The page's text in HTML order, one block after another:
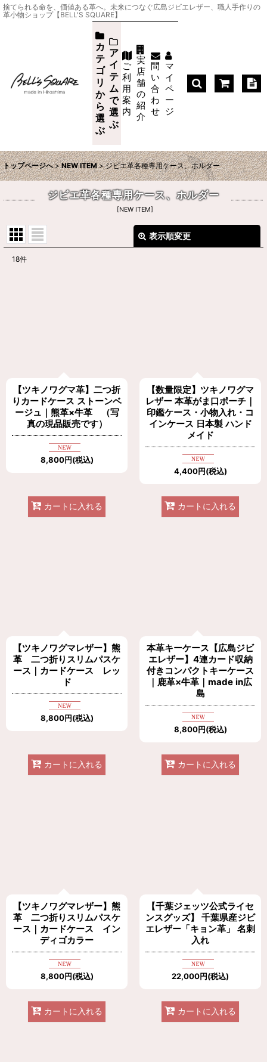
捨てられる命を、価値ある革へ。未来につなぐ広島ジビエレザー、職人手作りの
革小物ショップ【BELL'S SQUARE】
カ
テ
ゴ
リ
か
ら
選
ぶ
ア
イ
テ
ム
で
選
ぶ
ご
利
用
案
内
実
店
舗
の
紹
介
問
い
合
わ
せ
マ
イ
ペ
ー
ジ
トップページへ > NEW ITEM > ジビエ革各種専用ケース、ホルダー
ジビエ革各種専用ケース、ホルダー
[NEW ITEM]
表示順変更
18件
【ツキノワグマ革】二つ折
りカードケース ストーンベ
ージュ｜熊革×牛革 （写
真の現品販売です）
8,800円(税込)
カートに入れる
【数量限定】ツキノワグマ
レザー 本革がま口ポーチ｜
印鑑ケース・小物入れ・コ
インケース 日本製 ハンド
メイド
4,400円(税込)
カートに入れる
【ツキノワグマレザー】熊
革 二つ折りスリムパスケ
ース｜カードケース レッ
ド
8,800円(税込)
カートに入れる
本革キーケース【広島ジビ
エレザー】4連カード収納
付きコンパクトキーケース
｜鹿革×牛革｜made in広
島
8,800円(税込)
カートに入れる
【ツキノワグマレザー】熊
革 二つ折りスリムパスケ
ース｜カードケース イン
ディゴカラー
8,800円(税込)
カートに入れる
【千葉ジェッツ公式ライセ
ンスグッズ】 千葉県産ジビ
エレザー「キョン革」 名刺
入れ
22,000円(税込)
カートに入れる